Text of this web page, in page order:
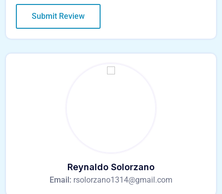
Reynaldo Solorzano
Email: rsolorzano1314@gmail.com